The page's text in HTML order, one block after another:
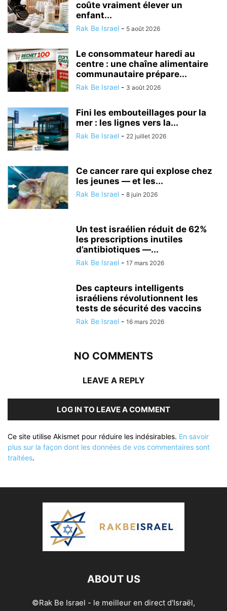
coûte vraiment élever un
enfant...
Rak Be Israel - 5 août 2026
Le consommateur haredi au
centre : une chaîne alimentaire
communautaire prépare...
Rak Be Israel - 3 août 2026
Fini les embouteillages pour la
mer : les lignes vers la...
Rak Be Israel - 22 juillet 2026
Ce cancer rare qui explose chez
les jeunes — et les...
Rak Be Israel - 8 juin 2026
Un test israélien réduit de 62%
les prescriptions inutiles
d’antibiotiques —...
Rak Be Israel - 17 mars 2026
Des capteurs intelligents
israéliens révolutionnent les
tests de sécurité des vaccins
Rak Be Israel - 16 mars 2026
NO COMMENTS
LEAVE A REPLY
LOG IN TO LEAVE A COMMENT
Ce site utilise Akismet pour réduire les indésirables. En savoir
plus sur la façon dont les données de vos commentaires sont
traitées.
ABOUT US
©Rak Be Israel - le meilleur en direct d'Israël,